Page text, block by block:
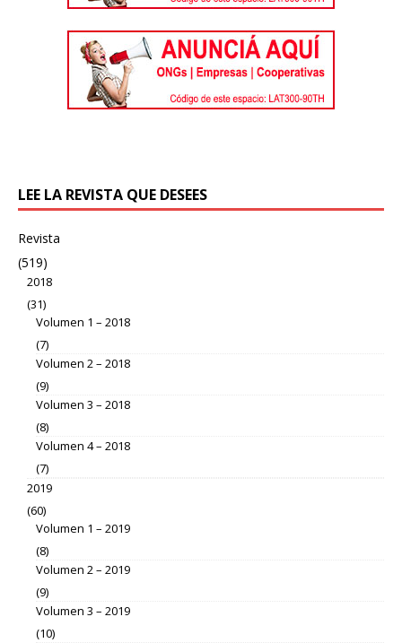
LEE LA REVISTA QUE DESEES
Revista
(519)
2018
(31)
Volumen 1 – 2018
(7)
Volumen 2 – 2018
(9)
Volumen 3 – 2018
(8)
Volumen 4 – 2018
(7)
2019
(60)
Volumen 1 – 2019
(8)
Volumen 2 – 2019
(9)
Volumen 3 – 2019
(10)